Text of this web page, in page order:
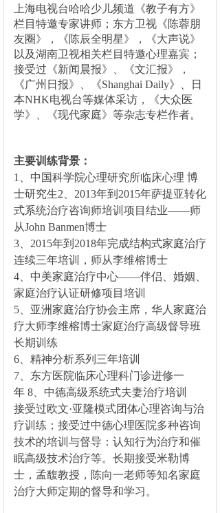
上海电视台哈哈少儿频道《教子有方》
栏目特邀专家讲师；东方卫视《陈蓉朋
友圈》，《陈辰全明星》，《大声说》
以及湖南卫视相关栏目特邀心理嘉宾；
接受过《新闻晨报》、《文汇报》，
《广州日报》、《Shanghai Daily》、日
本NHK电视台等媒体采访，《大众医
学》、《现代家庭》等杂志专栏作者。
主要训练背景 ：
1、中国科学院心理研究所临床心理 博
士研究生2、2013年到2015年萨提亚转化
式系统治疗咨询师培训项目结业——师
从John Banmen博士
3、2015年到2018年完成结构式家庭治疗
连续三年培训，师从李维榕博士
4、中美家庭治疗中心——伴侣、婚姻、
家庭治疗认证研修项目培训
5、亚洲家庭治疗协会主席，华人家庭治
疗大师李维榕博士家庭治疗高级督导班
长期训练
6、精神分析系列三年培训
7、东方医院临床心理科门诊进修一
年 8、中德高级系统式夫妻治疗培训
接受过欧文·亚隆模式团体心理咨询与治
疗训练；接受过中德心理医院多种咨询
技术的培训与督导：认知行为治疗和催
眠高级技术治疗等。长期接受米勒博
士，孟馥教授，陈向一老师等知名家庭
治疗大师定期的督导和学习。